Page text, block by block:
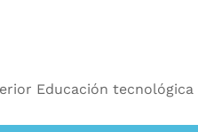
Educación tecnológica